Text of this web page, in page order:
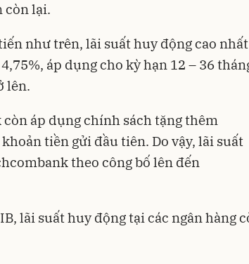
còn lại.
như trên, lãi suất huy động cao nhất
áp dụng cho kỳ hạn 12 – 36
lên.
áp dụng chính sách tặng thêm
tiền gửi đầu tiên. Do vậy, lãi suất
theo công bố lên đến
lãi suất huy động tại các ngân hàng